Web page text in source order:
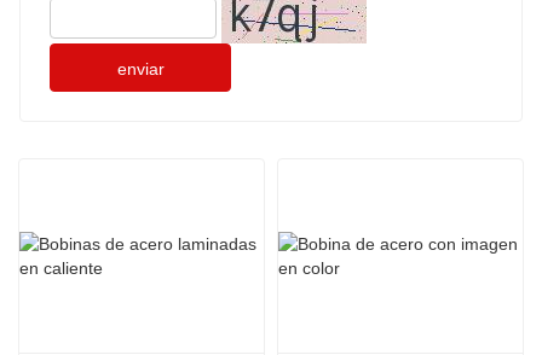
enviar